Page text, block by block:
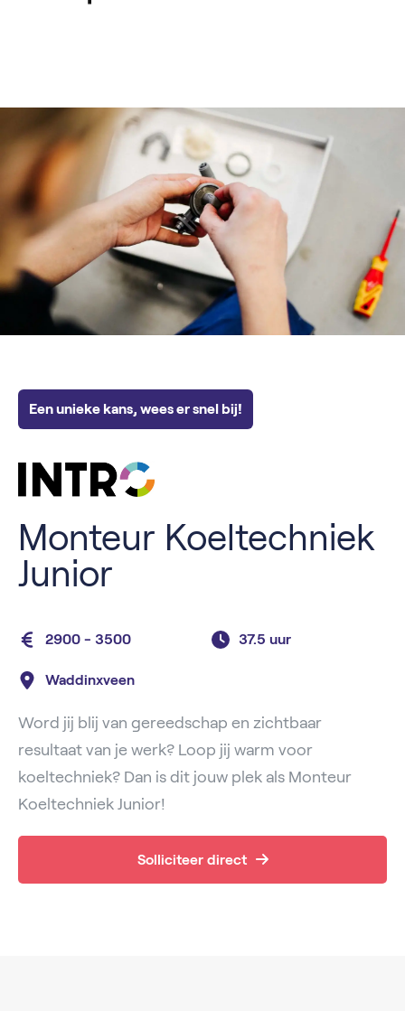
Een unieke kans, wees er snel bij!
Monteur Koeltechniek
Junior
2900 - 3500 37.5 uur
Waddinxveen
Word jij blij van gereedschap en zichtbaar
resultaat van je werk? Loop jij warm voor
koeltechniek? Dan is dit jouw plek als Monteur
Koeltechniek Junior!
Solliciteer direct